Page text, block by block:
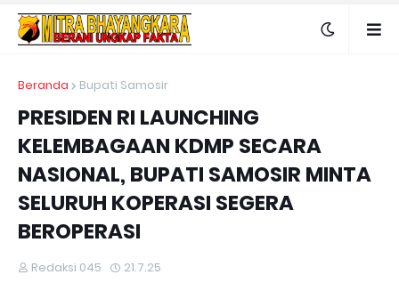
Beranda Bupati Samosir
PRESIDEN RI LAUNCHING
KELEMBAGAAN KDMP SECARA
NASIONAL, BUPATI SAMOSIR MINTA
SELURUH KOPERASI SEGERA
BEROPERASI
Redaksi 045 21.7.25